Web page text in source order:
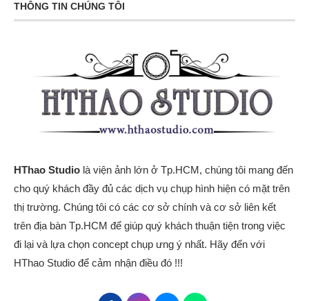
THÔNG TIN CHÚNG TÔI
HThao Studio là viện ảnh lớn ở Tp.HCM, chúng tôi mang đến
cho quý khách đầy đủ các dịch vụ chụp hình hiện có mặt trên
thị trường. Chúng tôi có các cơ sở chính và cơ sở liên kết
trên địa bàn Tp.HCM để giúp quý khách thuận tiện trong việc
đi lại và lựa chọn concept chụp ưng ý nhất. Hãy đến với
HThao Studio để cảm nhận điều đó !!!